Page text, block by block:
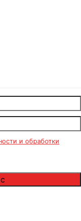
и обработки